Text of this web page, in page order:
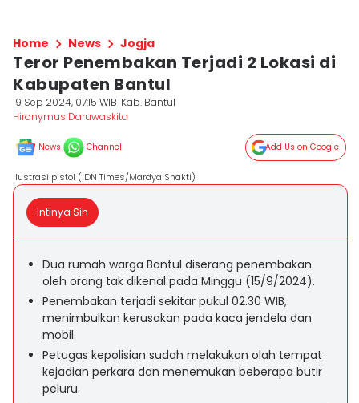
Home News Jogja
Teror Penembakan Terjadi 2 Lokasi di
Kabupaten Bantul
19 Sep 2024, 07:15 WIB Kab. Bantul
Hironymus Daruwaskita
News Channel Add Us on Google
Ilustrasi pistol (IDN Times/Mardya Shakti)
Intinya Sih
Dua rumah warga Bantul diserang penembakan
oleh orang tak dikenal pada Minggu (15/9/2024).
Penembakan terjadi sekitar pukul 02.30 WIB,
menimbulkan kerusakan pada kaca jendela dan
mobil.
Petugas kepolisian sudah melakukan olah tempat
kejadian perkara dan menemukan beberapa butir
peluru.